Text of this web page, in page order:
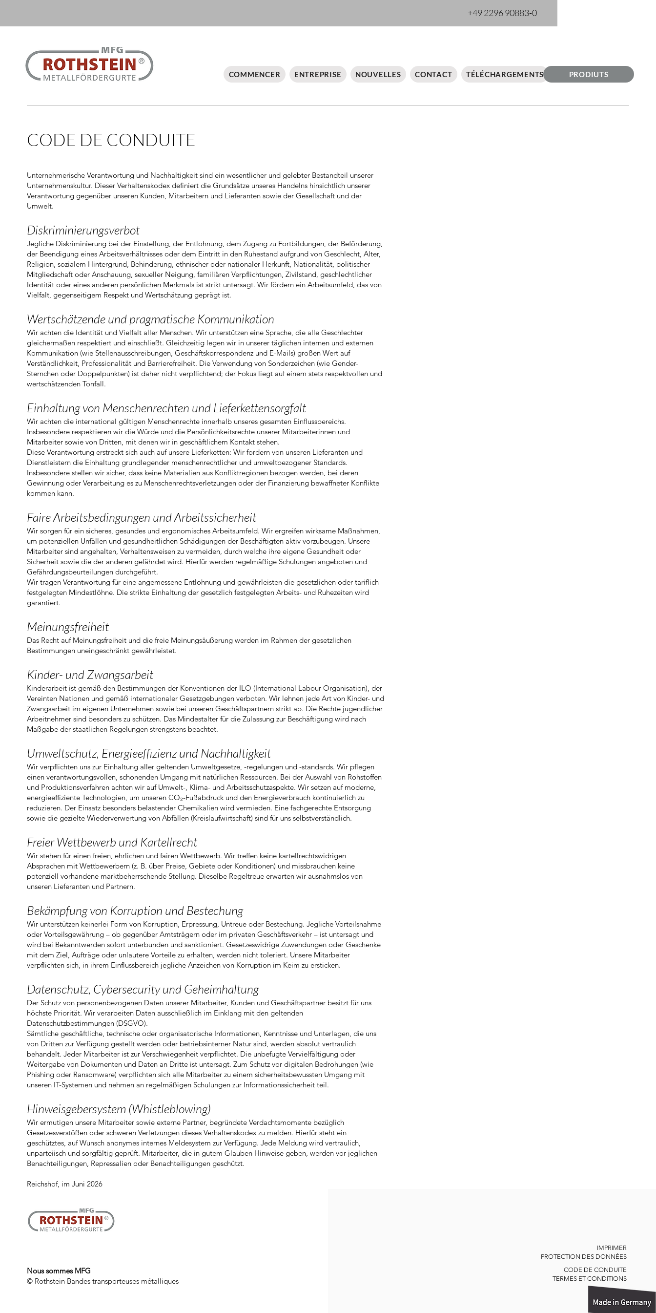
+49 2296 90883-0
COMMENCER ENTREPRISE NOUVELLES CONTACT TÉLÉCHARGEMENTS PRODIUTS
CODE DE CONDUITE
Unternehmerische Verantwortung und Nachhaltigkeit sind ein wesentlicher und gelebter Bestandteil unserer
Unternehmenskultur. Dieser Verhaltenskodex definiert die Grundsätze unseres Handelns hinsichtlich unserer
Verantwortung gegenüber unseren Kunden, Mitarbeitern und Lieferanten sowie der Gesellschaft und der
Umwelt.
Diskriminierungsverbot
Jegliche Diskriminierung bei der Einstellung, der Entlohnung, dem Zugang zu Fortbildungen, der Beförderung,
der Beendigung eines Arbeitsverhältnisses oder dem Eintritt in den Ruhestand aufgrund von Geschlecht, Alter,
Religion, sozialem Hintergrund, Behinderung, ethnischer oder nationaler Herkunft, Nationalität, politischer
Mitgliedschaft oder Anschauung, sexueller Neigung, familiären Verpflichtungen, Zivilstand, geschlechtlicher
Identität oder eines anderen persönlichen Merkmals ist strikt untersagt. Wir fördern ein Arbeitsumfeld, das von
Vielfalt, gegenseitigem Respekt und Wertschätzung geprägt ist.
Wertschätzende und pragmatische Kommunikation
Wir achten die Identität und Vielfalt aller Menschen. Wir unterstützen eine Sprache, die alle Geschlechter
gleichermaßen respektiert und einschließt. Gleichzeitig legen wir in unserer täglichen internen und externen
Kommunikation (wie Stellenausschreibungen, Geschäftskorrespondenz und E-Mails) großen Wert auf
Verständlichkeit, Professionalität und Barrierefreiheit. Die Verwendung von Sonderzeichen (wie Gender-
Sternchen oder Doppelpunkten) ist daher nicht verpflichtend; der Fokus liegt auf einem stets respektvollen und
wertschätzenden Tonfall.
Einhaltung von Menschenrechten und Lieferkettensorgfalt​​
Wir achten die international gültigen Menschenrechte innerhalb unseres gesamten Einflussbereichs.
Insbesondere respektieren wir die Würde und die Persönlichkeitsrechte unserer Mitarbeiterinnen und
Mitarbeiter sowie von Dritten, mit denen wir in geschäftlichem Kontakt stehen.
Diese Verantwortung erstreckt sich auch auf unsere Lieferketten: Wir fordern von unseren Lieferanten und
Dienstleistern die Einhaltung grundlegender menschenrechtlicher und umweltbezogener Standards.
Insbesondere stellen wir sicher, dass keine Materialien aus Konfliktregionen bezogen werden, bei deren
Gewinnung oder Verarbeitung es zu Menschenrechtsverletzungen oder der Finanzierung bewaffneter Konflikte
kommen kann.
Faire Arbeitsbedingungen und Arbeitssicherheit
Wir sorgen für ein sicheres, gesundes und ergonomisches Arbeitsumfeld. Wir ergreifen wirksame Maßnahmen,
um potenziellen Unfällen und gesundheitlichen Schädigungen der Beschäftigten aktiv vorzubeugen. Unsere
Mitarbeiter sind angehalten, Verhaltensweisen zu vermeiden, durch welche ihre eigene Gesundheit oder
Sicherheit sowie die der anderen gefährdet wird. Hierfür werden regelmäßige Schulungen angeboten und
Gefährdungsbeurteilungen durchgeführt.
Wir tragen Verantwortung für eine angemessene Entlohnung und gewährleisten die gesetzlichen oder tariflich
festgelegten Mindestlöhne. Die strikte Einhaltung der gesetzlich festgelegten Arbeits- und Ruhezeiten wird
garantiert.
Meinungsfreiheit
Das Recht auf Meinungsfreiheit und die freie Meinungsäußerung werden im Rahmen der gesetzlichen
Bestimmungen uneingeschränkt gewährleistet.
Kinder- und Zwangsarbeit
Kinderarbeit ist gemäß den Bestimmungen der Konventionen der ILO (International Labour Organisation), der
Vereinten Nationen und gemäß internationaler Gesetzgebungen verboten. Wir lehnen jede Art von Kinder- und
Zwangsarbeit im eigenen Unternehmen sowie bei unseren Geschäftspartnern strikt ab. Die Rechte jugendlicher
Arbeitnehmer sind besonders zu schützen. Das Mindestalter für die Zulassung zur Beschäftigung wird nach
Maßgabe der staatlichen Regelungen strengstens beachtet.
Umweltschutz, Energieeffizienz und Nachhaltigkeit
Wir verpflichten uns zur Einhaltung aller geltenden Umweltgesetze, -regelungen und -standards. Wir pflegen
einen verantwortungsvollen, schonenden Umgang mit natürlichen Ressourcen. Bei der Auswahl von Rohstoffen
und Produktionsverfahren achten wir auf Umwelt-, Klima- und Arbeitsschutzaspekte. Wir setzen auf moderne,
energieeffiziente Technologien, um unseren CO₂-Fußabdruck und den Energieverbrauch kontinuierlich zu
reduzieren. Der Einsatz besonders belastender Chemikalien wird vermieden. Eine fachgerechte Entsorgung
sowie die gezielte Wiederverwertung von Abfällen (Kreislaufwirtschaft) sind für uns selbstverständlich.
Freier Wettbewerb und Kartellrecht
Wir stehen für einen freien, ehrlichen und fairen Wettbewerb. Wir treffen keine kartellrechtswidrigen
Absprachen mit Wettbewerbern (z. B. über Preise, Gebiete oder Konditionen) und missbrauchen keine
potenziell vorhandene marktbeherrschende Stellung. Dieselbe Regeltreue erwarten wir ausnahmslos von
unseren Lieferanten und Partnern.
Bekämpfung von Korruption und Bestechung
Wir unterstützen keinerlei Form von Korruption, Erpressung, Untreue oder Bestechung. Jegliche Vorteilsnahme
oder Vorteilsgewährung – ob gegenüber Amtsträgern oder im privaten Geschäftsverkehr – ist untersagt und
wird bei Bekanntwerden sofort unterbunden und sanktioniert. Gesetzeswidrige Zuwendungen oder Geschenke
mit dem Ziel, Aufträge oder unlautere Vorteile zu erhalten, werden nicht toleriert. Unsere Mitarbeiter
verpflichten sich, in ihrem Einflussbereich jegliche Anzeichen von Korruption im Keim zu ersticken.
Datenschutz, Cybersecurity und Geheimhaltung
Der Schutz von personenbezogenen Daten unserer Mitarbeiter, Kunden und Geschäftspartner besitzt für uns
höchste Priorität. Wir verarbeiten Daten ausschließlich im Einklang mit den geltenden
Datenschutzbestimmungen (DSGVO).
Sämtliche geschäftliche, technische oder organisatorische Informationen, Kenntnisse und Unterlagen, die uns
von Dritten zur Verfügung gestellt werden oder betriebsinterner Natur sind, werden absolut vertraulich
behandelt. Jeder Mitarbeiter ist zur Verschwiegenheit verpflichtet. Die unbefugte Vervielfältigung oder
Weitergabe von Dokumenten und Daten an Dritte ist untersagt. Zum Schutz vor digitalen Bedrohungen (wie
Phishing oder Ransomware) verpflichten sich alle Mitarbeiter zu einem sicherheitsbewussten Umgang mit
unseren IT-Systemen und nehmen an regelmäßigen Schulungen zur Informationssicherheit teil.
Hinweisgebersystem (Whistleblowing)
Wir ermutigen unsere Mitarbeiter sowie externe Partner, begründete Verdachtsmomente bezüglich
Gesetzesverstößen oder schweren Verletzungen dieses Verhaltenskodex zu melden. Hierfür steht ein
geschütztes, auf Wunsch anonymes internes Meldesystem zur Verfügung. Jede Meldung wird vertraulich,
unparteiisch und sorgfältig geprüft. Mitarbeiter, die in gutem Glauben Hinweise geben, werden vor jeglichen
Benachteiligungen, Repressalien oder Benachteiligungen geschützt.
Reichshof, im Juni 2026
Nous sommes MFG
© Rothstein Bandes transporteuses métalliques
IMPRIMER
PROTECTION DES DONNÉES
CODE DE CONDUITE
TERMES ET CONDITIONS